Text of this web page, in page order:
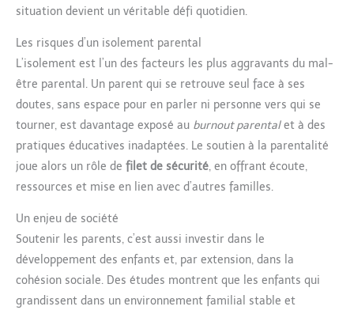
situation devient un véritable défi quotidien.
Les risques d’un isolement parental
L’isolement est l’un des facteurs les plus aggravants du mal-
être parental. Un parent qui se retrouve seul face à ses
doutes, sans espace pour en parler ni personne vers qui se
tourner, est davantage exposé au burnout parentalet à des
pratiques éducatives inadaptées. Le soutien à la parentalité
joue alors un rôle de filet de sécurité, en offrant écoute,
ressources et mise en lien avec d’autres familles.
Un enjeu de société
Soutenir les parents, c’est aussi investir dans le
développement des enfants et, par extension, dans la
cohésion sociale. Des études montrent que les enfants qui
grandissent dans un environnement familial stable et